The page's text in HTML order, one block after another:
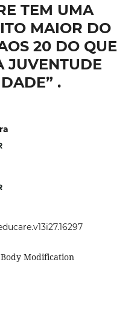
TEM UMA
MAIOR DO
20 DO QUE
JUVENTUDE
.
Modification